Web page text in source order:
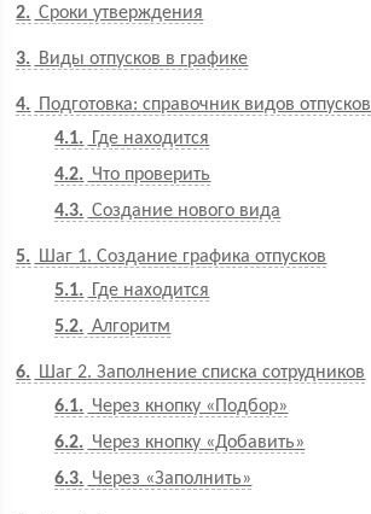
2 Сроки утверждения
3 Виды отпусков в графике
4
Подготовка: справочник видов отпусков
4.1
Где находится
4.2
Что проверить
4.3
Создание нового вида
5
Шаг 1. Создание графика отпусков
5.1
Где находится
5.2
Алгоритм
6
Шаг 2. Заполнение списка сотрудников
6.1
Через кнопку «Подбор»
6.2
Через кнопку «Добавить»
6.3
Через «Заполнить»